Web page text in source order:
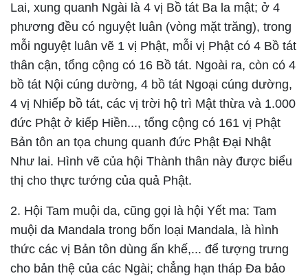
Lai, xung quanh Ngài là 4 vị Bồ tát Ba la mật; ở 4
phương đều có nguyệt luân (vòng mặt trăng), trong
mỗi nguyệt luân vẽ 1 vị Phật, mỗi vị Phật có 4 Bồ tát
thân cận, tổng cộng có 16 Bồ tát. Ngoài ra, còn có 4
bồ tát Nội cúng dường, 4 bồ tát Ngoại cúng dường,
4 vị Nhiếp bồ tát, các vị trời hộ trì Mật thừa và 1.000
đức Phật ở kiếp Hiền..., tổng cộng có 161 vị Phật
Bản tôn an tọa chung quanh đức Phật Đại Nhật
Như lai. Hình vẽ của hội Thành thân này được biểu
thị cho thực tướng của quả Phật.
2. Hội Tam muội da, cũng gọi là hội Yết ma: Tam
muội da Mandala trong bốn loại Mandala, là hình
thức các vị Bản tôn dùng ấn khế,... để tượng trưng
cho bản thệ của các Ngài; chẳng hạn tháp Đa bảo